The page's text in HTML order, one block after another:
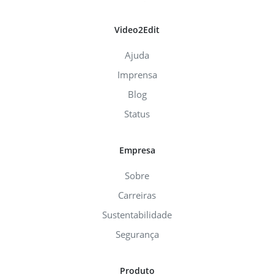
Video2Edit
Ajuda
Imprensa
Blog
Status
Empresa
Sobre
Carreiras
Sustentabilidade
Segurança
Produto